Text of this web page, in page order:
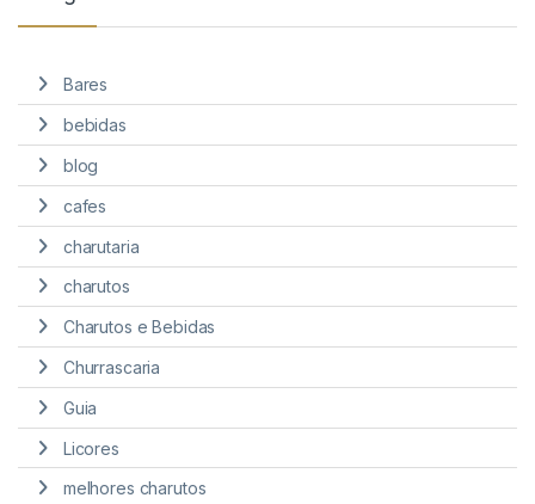
Bares
bebidas
blog
cafes
charutaria
charutos
Charutos e Bebidas
Churrascaria
Guia
Licores
melhores charutos